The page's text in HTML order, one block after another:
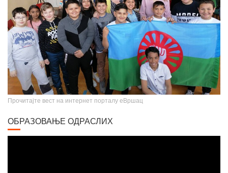
Крунисање цара Душана
Прочитајте вест на интернет порталу еВршац
ОБРАЗОВАЊЕ ОДРАСЛИХ